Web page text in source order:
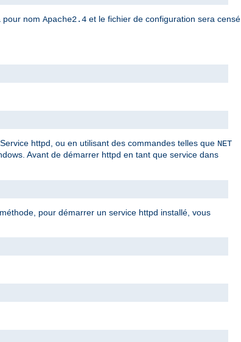
pour nom Apache2.4 et le fichier de configuration sera censé
httpd, ou en utilisant des commandes telles que NET
Avant de démarrer httpd en tant que service dans
pour démarrer un service httpd installé, vous